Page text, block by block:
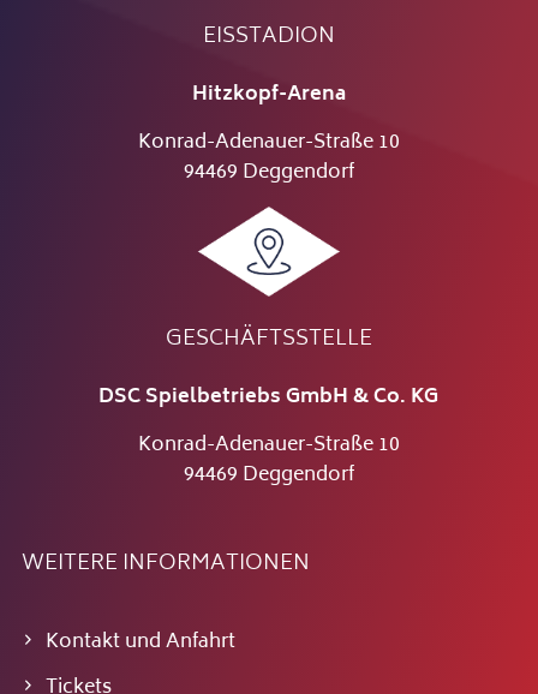
EISSTADION
Hitzkopf-Arena
Konrad-Adenauer-Straße 10
94469 Deggendorf
GESCHÄFTSSTELLE
DSC Spielbetriebs GmbH & Co. KG
Konrad-Adenauer-Straße 10
94469 Deggendorf
WEITERE INFORMATIONEN
Kontakt und Anfahrt